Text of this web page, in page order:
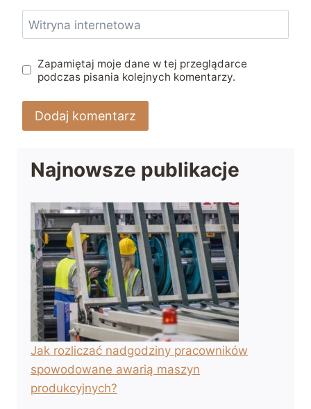
Witryna internetowa
Zapamiętaj moje dane w tej przeglądarce
podczas pisania kolejnych komentarzy.
Najnowsze publikacje
Jak rozliczać nadgodziny pracowników
spowodowane awarią maszyn
produkcyjnych?